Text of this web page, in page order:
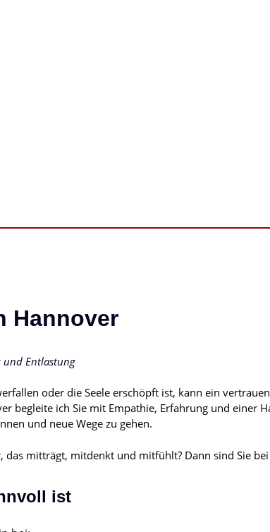
Hannover
und Entlastung
oder die Seele erschöpft ist, kann ein
begleite ich Sie mit Empathie, Erfahrung und einer
und neue Wege zu gehen.
das mitträgt, mitdenkt und mitfühlt? Dann sind Sie
ist